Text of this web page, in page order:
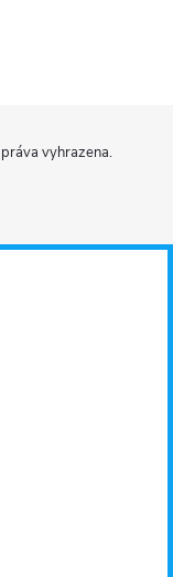
práva vyhrazena.